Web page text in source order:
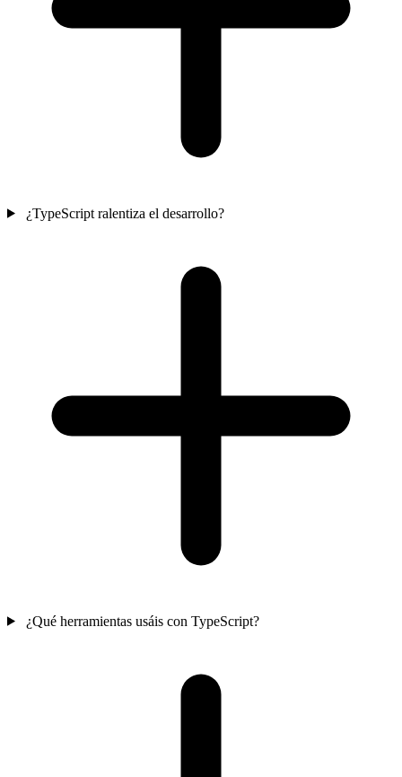
¿TypeScript ralentiza el desarrollo?
¿Qué herramientas usáis con TypeScript?